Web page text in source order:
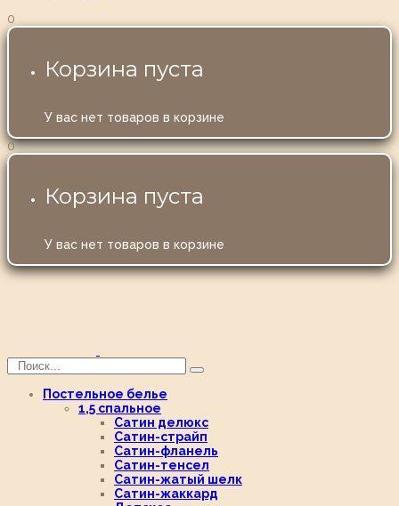
0
Корзина пуста
У вас нет товаров в корзине
0
Корзина пуста
У вас нет товаров в корзине
Постельное белье
1,5 спальное
Сатин делюкс
Сатин-страйп
Сатин-фланель
Сатин-тенсел
Сатин-жатый шелк
Сатин-жаккард